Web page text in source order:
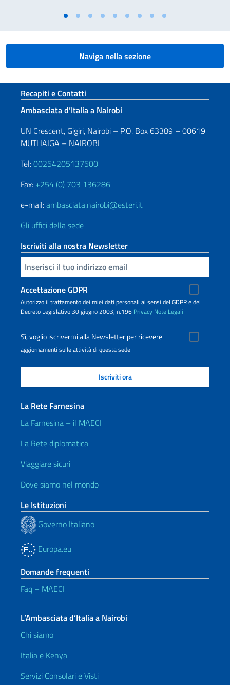
Naviga nella sezione
Sezione footer
Recapiti e Contatti
Ambasciata d’Italia a Nairobi
UN Crescent, Gigiri, Nairobi – P.O. Box 63389 – 00619
MUTHAIGA – NAIROBI
Tel:00254205137500
Fax: +254 (0) 703 136286
e-mail:ambasciata.nairobi@esteri.it
Gli uffici della sede
Iscriviti alla nostra Newsletter
Inserisci la tua email
Accettazione GDPR
Autorizzo il trattamento dei miei dati personali ai sensi del GDPR e del
Decreto Legislativo 30 giugno 2003, n.196 Privacy Note Legali
Sì, voglio iscrivermi alla Newsletter per ricevere
aggiornamenti sulle attività di questa sede
La Rete Farnesina
La Farnesina – il MAECI
La Rete diplomatica
Viaggiare sicuri
Dove siamo nel mondo
Le Istituzioni
Governo Italiano
Europa.eu
Domande frequenti
Faq – MAECI
L’Ambasciata d’Italia a Nairobi
Chi siamo
Italia e Kenya
Servizi Consolari e Visti